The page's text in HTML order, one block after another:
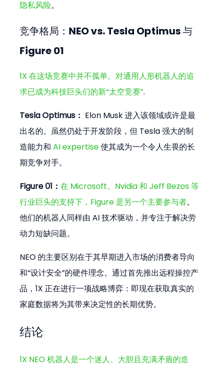
隐私风险。
竞争格局：NEO vs. Tesla Optimus 与
Figure 01
1X 在这场竞赛中并不孤单。对通用人形机器人的追
求已成为科技巨头们的新“太空竞赛”.
Tesla Optimus： Elon Musk 进入该领域或许是最
出名的。虽然仍处于开发阶段，但 Tesla 强大的制
造能力和 AI expertise 使其成为一个令人生畏的长
期竞争对手。
Figure 01：在 Microsoft、Nvidia 和 Jeff Bezos 等
行业巨头的支持下，Figure 是另一个主要参与者。
他们的机器人同样由 AI 技术驱动，并专注于解决劳
动力短缺问题。
NEO 的主要区别在于其早期进入市场的消费者导向
和“设计安全”的硬件理念。通过首先推出远程操控产
品，1X 正在进行一项战略博弈：即现在获取真实的
家庭数据将为其带来决定性的长期优势。
结论
1X NEO 机器人是一个迷人、大胆且充满矛盾的造